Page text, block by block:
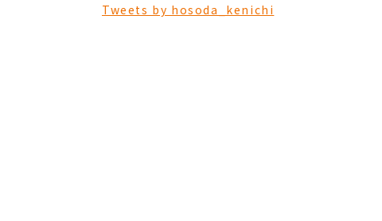
Tweets by hosoda_kenichi